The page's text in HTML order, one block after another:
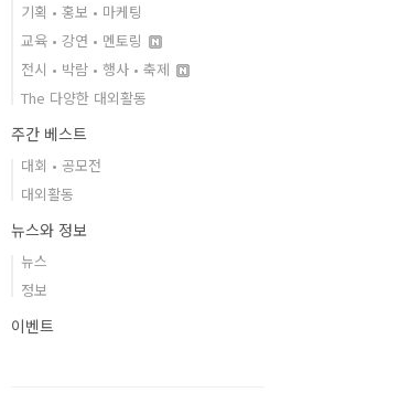
기획 • 홍보 • 마케팅
교육 • 강연 • 멘토링
전시 • 박람 • 행사 • 축제
The 다양한 대외활동
주간 베스트
대회 • 공모전
대외활동
뉴스와 정보
뉴스
정보
이벤트